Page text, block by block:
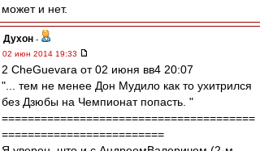
может и нет.
Духон -
02 июн 2014 19:33
2 CheGuevara от 02 июня вв4 20:07
"... тем не менее Дон Мудило как то ухитрился
без Дзюбы на Чемпионат попасть. "
=======================================
=========================